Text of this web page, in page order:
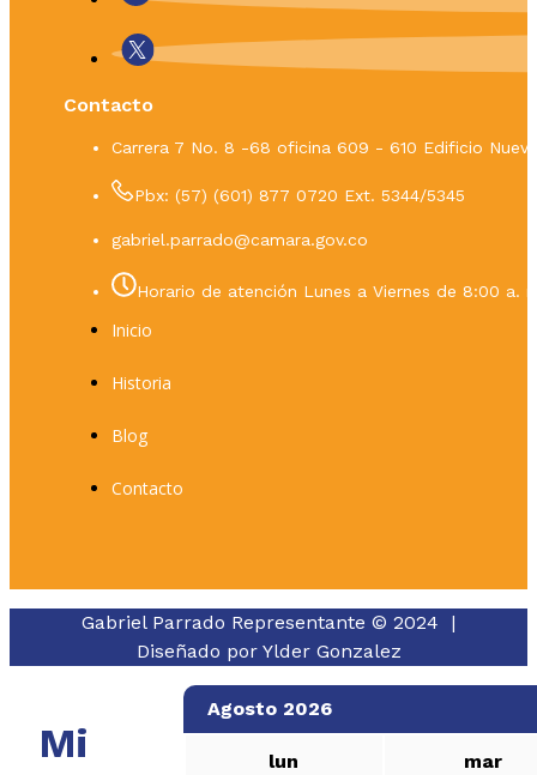
Contacto
Carrera 7 No. 8 -68 oficina 609 - 610 Edificio
Pbx: (57) (601) 877 0720 Ext. 5344/5345
gabriel.parrado@camara.gov.co
Horario de atención Lunes a Viernes de 8:00 a.
Inicio
Historia
Blog
Contacto
Gabriel Parrado Representante © 2024 |
Diseñado por Ylder Gonzalez
Mi
Agosto 2026
lun mar